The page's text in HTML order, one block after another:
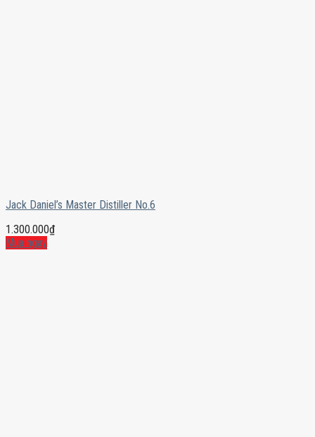
Jack Daniel’s Master Distiller No.6
1.300.000₫
Mua ngay